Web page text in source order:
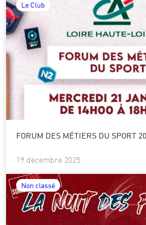
Le Club
FORUM DES MÉTIERS DU SPORT
19 décembre 2025
Non classé